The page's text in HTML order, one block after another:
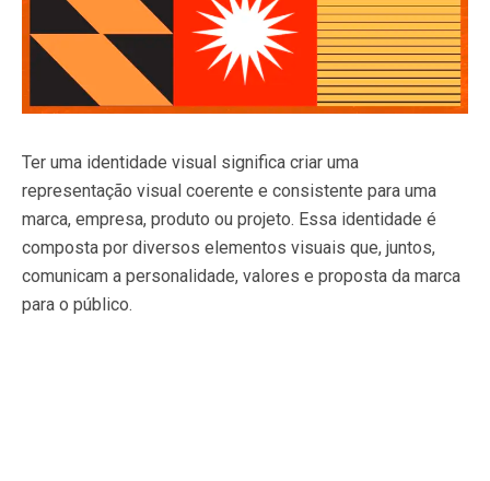
Ter uma identidade visual significa criar uma
representação visual coerente e consistente para uma
marca, empresa, produto ou projeto. Essa identidade é
composta por diversos elementos visuais que, juntos,
comunicam a personalidade, valores e proposta da marca
para o público.